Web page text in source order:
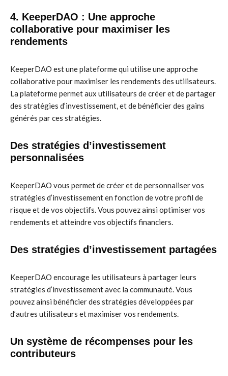
4. KeeperDAO : Une approche
collaborative pour maximiser les
rendements
KeeperDAO est une plateforme qui utilise une approche
collaborative pour maximiser les rendements des utilisateurs.
La plateforme permet aux utilisateurs de créer et de partager
des stratégies d’investissement, et de bénéficier des gains
générés par ces stratégies.
Des stratégies d’investissement
personnalisées
KeeperDAO vous permet de créer et de personnaliser vos
stratégies d’investissement en fonction de votre profil de
risque et de vos objectifs. Vous pouvez ainsi optimiser vos
rendements et atteindre vos objectifs financiers.
Des stratégies d’investissement partagées
KeeperDAO encourage les utilisateurs à partager leurs
stratégies d’investissement avec la communauté. Vous
pouvez ainsi bénéficier des stratégies développées par
d’autres utilisateurs et maximiser vos rendements.
Un système de récompenses pour les
contributeurs